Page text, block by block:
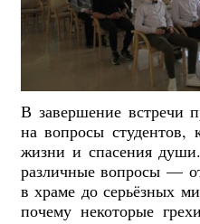
В завершение встречи
на вопросы студентов,
жизни и спасения
различные вопросы —
в храме до серьёзных
почему некоторые